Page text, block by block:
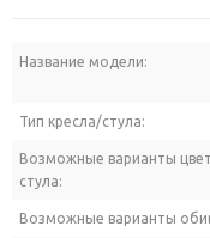
Название модели:
Тип кресла/стула:
Возможные варианты
стула:
Возможные варианты